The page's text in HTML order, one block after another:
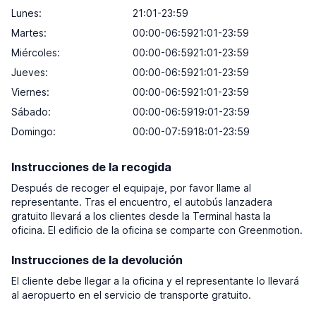
Lunes:
21:01-23:59
Martes:
00:00-06:5921:01-23:59
Miércoles:
00:00-06:5921:01-23:59
Jueves:
00:00-06:5921:01-23:59
Viernes:
00:00-06:5921:01-23:59
Sábado:
00:00-06:5919:01-23:59
Domingo:
00:00-07:5918:01-23:59
Instrucciones de la recogida
Después de recoger el equipaje, por favor llame al
representante. Tras el encuentro, el autobús lanzadera
gratuito llevará a los clientes desde la Terminal hasta la
oficina. El edificio de la oficina se comparte con Greenmotion.
Instrucciones de la devolución
El cliente debe llegar a la oficina y el representante lo llevará
al aeropuerto en el servicio de transporte gratuito.